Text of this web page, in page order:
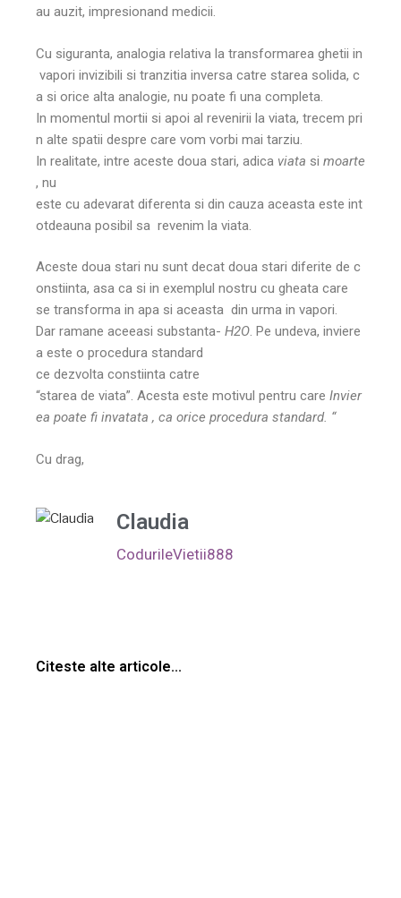
au auzit, impresionand medicii.
Cu siguranta, analogia relativa la transformarea ghetii in
vapori invizibili si tranzitia inversa catre starea solida, c
a si orice alta analogie, nu poate fi una completa.
In momentul mortii si apoi al revenirii la viata, trecem pri
n alte spatii despre care vom vorbi mai tarziu.
In realitate, intre aceste doua stari, adica viata si moarte
, nu
este cu adevarat diferenta si din cauza aceasta este int
otdeauna posibil sa revenim la viata.
Aceste doua stari nu sunt decat doua stari diferite de c
onstiinta, asa ca si in exemplul nostru cu gheata care
se transforma in apa si aceasta din urma in vapori.
Dar ramane aceeasi substanta- H2O. Pe undeva, inviere
a este o procedura standard
ce dezvolta constiinta catre
“starea de viata”. Acesta este motivul pentru care Invier
ea poate fi invatata , ca orice procedura standard. “
Cu drag,
Claudia
CodurileVietii888
Citeste alte articole...